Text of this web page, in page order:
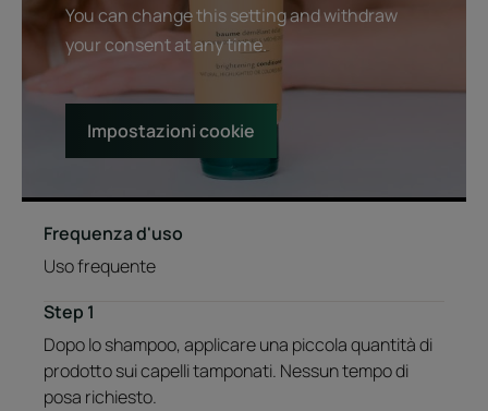
You can change this setting and withdraw
your consent at any time.
Impostazioni cookie
Frequenza d'uso
Uso frequente
Step 1
Dopo lo shampoo, applicare una piccola quantità di
prodotto sui capelli tamponati. Nessun tempo di
posa richiesto.